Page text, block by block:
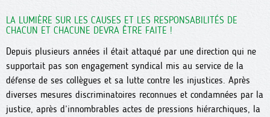
LA LUMIÈRE SUR LES CAUSES ET LES RESPONSABILITÉS DE
CHACUN ET CHACUNE DEVRA ÊTRE FAITE !
Depuis plusieurs années il était attaqué par une direction qui ne
supportait pas son engagement syndical mis au service de la
défense de ses collègues et sa lutte contre les injustices. Après
diverses mesures discriminatoires reconnues et condamnées par la
justice, après d’innombrables actes de pressions hiérarchiques, la